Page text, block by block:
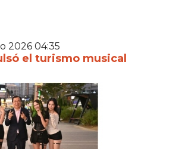
2026 04:35
el turismo musical